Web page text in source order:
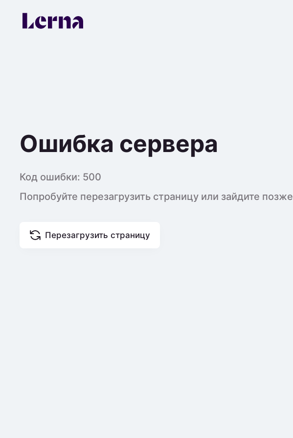
Ошибка сервера
Код ошибки: 500
Попробуйте перезагрузить страницу или зайдите позже
Перезагрузить страницу